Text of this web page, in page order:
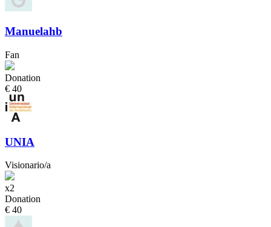
Manuelahb
Fan
Donation
€ 40
UNIA
Visionario/a
x2
Donation
€ 40